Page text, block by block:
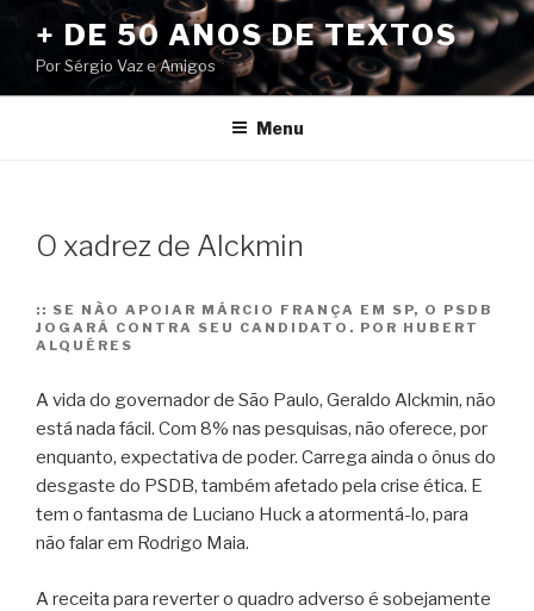
conteúdo
+ DE 50 ANOS DE TEXTOS
Por Sérgio Vaz e Amigos
Menu
O xadrez de Alckmin
:: SE NÃO APOIAR MÁRCIO FRANÇA EM SP, O PSDB
JOGARÁ CONTRA SEU CANDIDATO. POR HUBERT
ALQUÉRES
A vida do governador de São Paulo, Geraldo Alckmin, não
está nada fácil. Com 8% nas pesquisas, não oferece, por
enquanto, expectativa de poder. Carrega ainda o ônus do
desgaste do PSDB, também afetado pela crise ética. E
tem o fantasma de Luciano Huck a atormentá-lo, para
não falar em Rodrigo Maia.
A receita para reverter o quadro adverso é sobejamente